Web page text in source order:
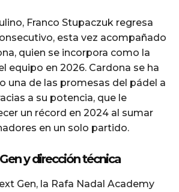
Franco Stupaczuk regresa
esta vez acompañado
quien se incorpora como la
equipo en 2026. Cardona se ha
una de las promesas del pádel a
a su potencia, que le
un récord en 2024 al sumar
en un solo partido.
y dirección técnica
Gen, la Rafa Nadal Academy